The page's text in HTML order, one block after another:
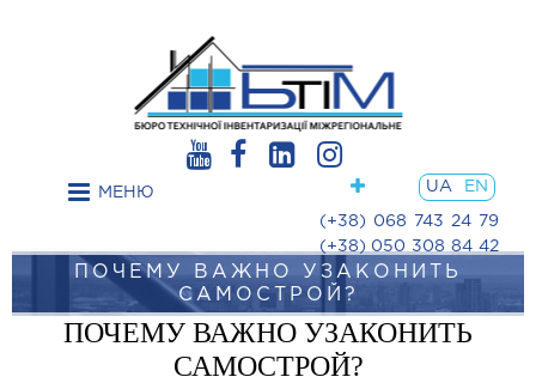
(+38) 068 743 24 79
(+38) 050 308 84 42
UA EN
МЕНЮ
ПОЧЕМУ ВАЖНО УЗАКОНИТЬ
САМОСТРОЙ?
ПОЧЕМУ ВАЖНО УЗАКОНИТЬ
САМОСТРОЙ?